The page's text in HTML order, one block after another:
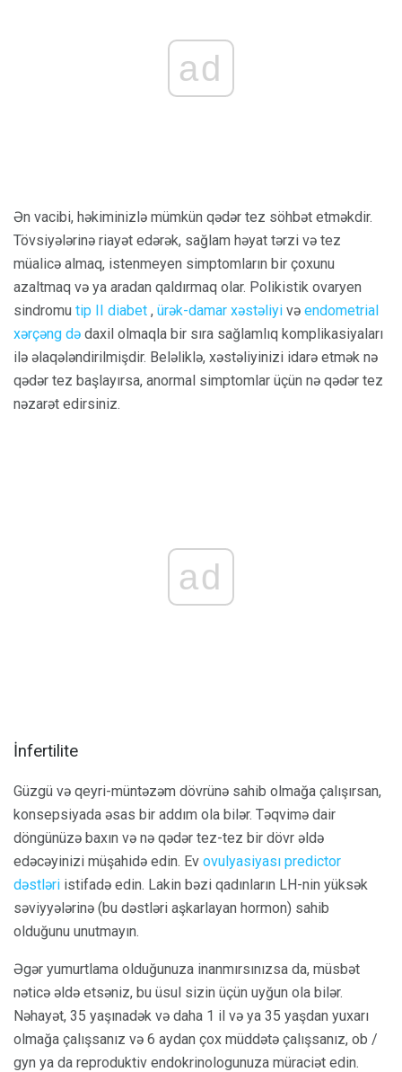
ad
Ən vacibi, həkiminizlə mümkün qədər tez söhbət etməkdir.
Tövsiyələrinə riayət edərək, sağlam həyat tərzi və tez
müalicə almaq, istenmeyen simptomların bir çoxunu
azaltmaq və ya aradan qaldırmaq olar. Polikistik ovaryen
sindromu tip II diabet , ürək-damar xəstəliyi və endometrial
xərçəng də daxil olmaqla bir sıra sağlamlıq komplikasiyaları
ilə əlaqələndirilmişdir. Beləliklə, xəstəliyinizi idarə etmək nə
qədər tez başlayırsa, anormal simptomlar üçün nə qədər tez
nəzarət edirsiniz.
ad
İnfertilite
Güzgü və qeyri-müntəzəm dövrünə sahib olmağa çalışırsan,
konsepsiyada əsas bir addım ola bilər. Təqvimə dair
döngünüzə baxın və nə qədər tez-tez bir dövr əldə
edəcəyinizi müşahidə edin. Ev ovulyasiyası predictor
dəstləri istifadə edin. Lakin bəzi qadınların LH-nin yüksək
səviyyələrinə (bu dəstləri aşkarlayan hormon) sahib
olduğunu unutmayın.
Əgər yumurtlama olduğunuza inanmırsınızsa da, müsbət
nəticə əldə etsəniz, bu üsul sizin üçün uyğun ola bilər.
Nəhayət, 35 yaşınadək və daha 1 il və ya 35 yaşdan yuxarı
olmağa çalışsanız və 6 aydan çox müddətə çalışsanız, ob /
gyn ya da reproduktiv endokrinologunuza müraciət edin.